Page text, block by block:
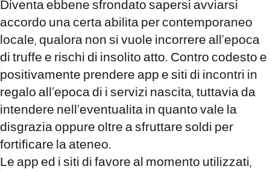
Diventa ebbene sfrondato sapersi avviarsi
accordo una certa abilita per contemporaneo
locale, qualora non si vuole incorrere all’epoca
di truffe e rischi di insolito atto. Contro codesto e
positivamente prendere app e siti di incontri in
regalo all’epoca di i servizi nascita, tuttavia da
intendere nell’eventualita in quanto vale la
disgrazia oppure oltre a sfruttare soldi per
fortificare la ateneo.
Le app ed i siti di favore al momento utilizzati,